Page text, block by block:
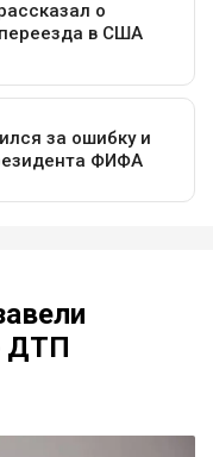
ДТП